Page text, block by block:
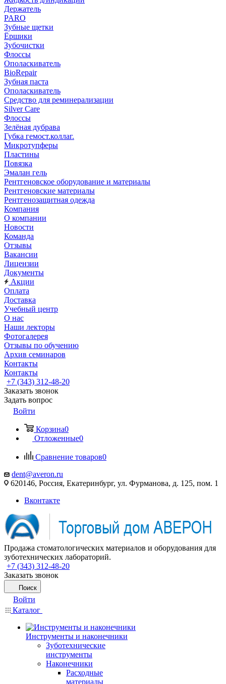
Держатель
PARO
Зубные щетки
Ёршики
Зубочистки
Флоссы
Ополаскиватель
BioRepair
Зубная паста
Ополаскиватель
Средство для реминерализации
Silver Care
Флоссы
Зелёная дубрава
Губка гемост.коллаг.
Микротупферы
Пластины
Повязка
Эмалан гель
Рентгеновское оборудование и материалы
Рентгеновские материалы
Рентгенозащитная одежда
Компания
О компании
Новости
Команда
Отзывы
Вакансии
Лицензии
Документы
Акции
Оплата
Доставка
Учебный центр
О нас
Наши лекторы
Фотогалерея
Отзывы по обучению
Архив семинаров
Контакты
Контакты
+7 (343) 312-48-20
Заказать звонок
Задать вопрос
Войти
Корзина0
Отложенные0
Сравнение товаров0
dent@averon.ru
620146, Россия, Екатеринбург, ул. Фурманова, д. 125, пом. 1
Вконтакте
Продажа стоматологических материалов и оборудования для
зуботехнических лабораторий.
+7 (343) 312-48-20
Заказать звонок
Поиск
Войти
Каталог
Инструменты и наконечники
Зуботехнические
инструменты
Наконечники
Расходные
материалы